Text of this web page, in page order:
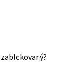
zablokovaný?